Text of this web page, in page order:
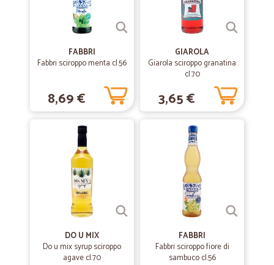
FABBRI
Fabbri sciroppo menta cl.56
8,69 €
GIAROLA
Giarola sciroppo granatina
cl.70
3,65 €
DO U MIX
Do u mix syrup sciroppo
agave cl.70
FABBRI
Fabbri sciroppo fiore di
sambuco cl.56